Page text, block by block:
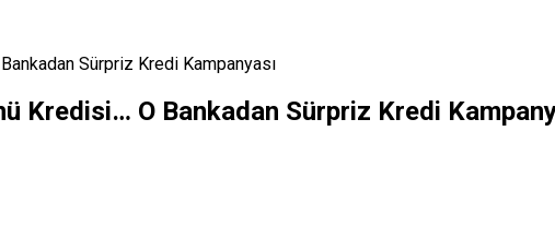
Sürpriz Kredi Kampanyası
Kredisi… O Bankadan Sürpriz Kredi